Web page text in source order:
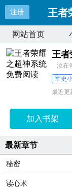
注册 王者
网站首页
王
汝在
军史
最近更
加入书架
最新章节
秘密
读心术